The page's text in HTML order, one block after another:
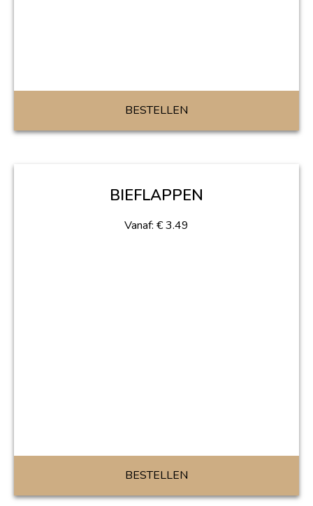
BESTELLEN
BIEFLAPPEN
Vanaf: €3.49
BESTELLEN